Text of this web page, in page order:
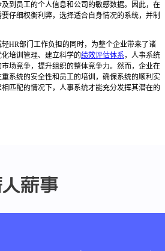
到员工的个人信息和公司的敏感数据。因此，在
仔细权衡利弊，选择适合自身情况的系统，并制
轻HR部门工作负担的同时，为整个企业带来了诸
培训管理、建立科学的绩效评估体系 ，人事系统
场竞争，提升组织的整体竞争力。然而，企业在
系统的安全性和员工的培训，确保系统的顺利实
匹配的情况下，人事系统才能充分发挥其潜在的